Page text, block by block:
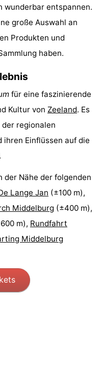
wunderbar entspannen.
große Auswahl an
Produkten und
haben.
für eine faszinierende
Kultur von Zeeland. Es
regionalen
ihren Einflüssen auf die
der Nähe der folgenden
Lange Jan (±100 m),
Middelburg (±400 m),
m), Rundfahrt
Middelburg